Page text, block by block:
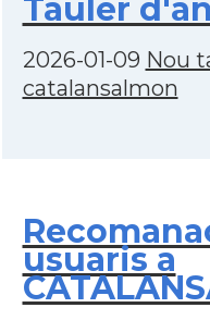
Tauler
2026-01-09 Nou
catalansalmon
usuaris a